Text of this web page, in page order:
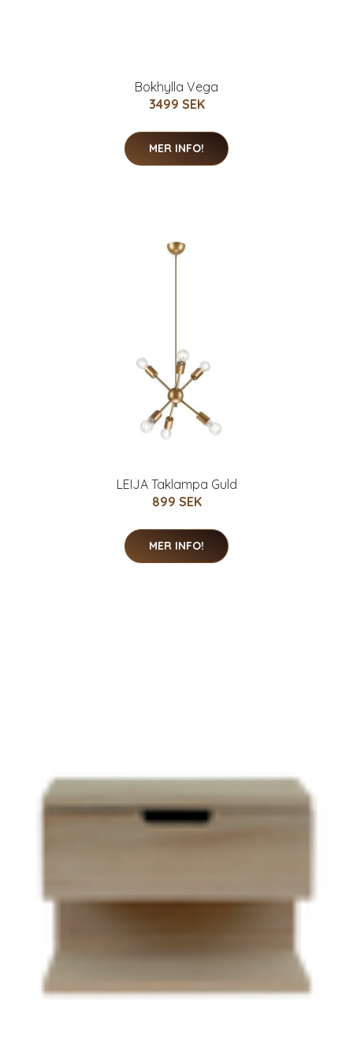
Bokhylla Vega
3499 SEK
MER INFO!
LEIJA Taklampa Guld
899 SEK
MER INFO!